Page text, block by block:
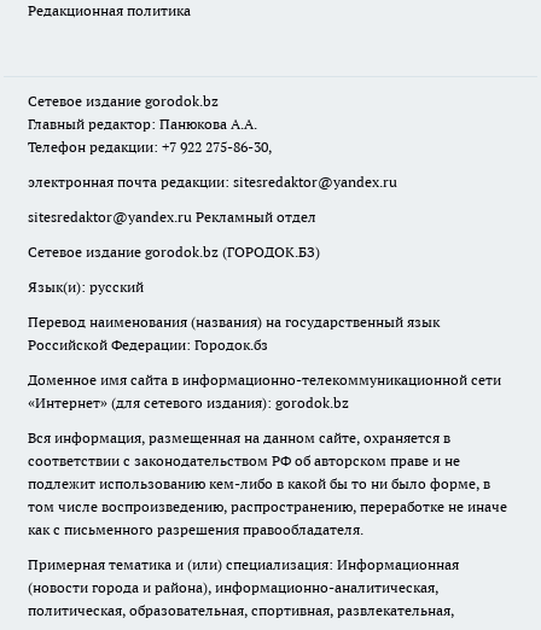
Редакционная политика
Сетевое издание gorodok.bz
Главный редактор: Панюкова А.А.
Телефон редакции: +7 922 275-86-30,
электронная почта редакции: sitesredaktor@yandex.ru
sitesredaktor@yandex.ru Рекламный отдел
Сетевое издание gorodok.bz (ГОРОДОК.БЗ)
Язык(и): русский
Перевод наименования (названия) на государственный язык
Российской Федерации: Городок.бз
Доменное имя сайта в информационно-телекоммуникационной сети
«Интернет» (для сетевого издания): gorodok.bz
Вся информация, размещенная на данном сайте, охраняется в
соответствии с законодательством РФ об авторском праве и не
подлежит использованию кем-либо в какой бы то ни было форме, в
том числе воспроизведению, распространению, переработке не иначе
как с письменного разрешения правообладателя.
Примерная тематика и (или) специализация: Информационная
(новости города и района), информационно-аналитическая,
политическая, образовательная, спортивная, развлекательная,